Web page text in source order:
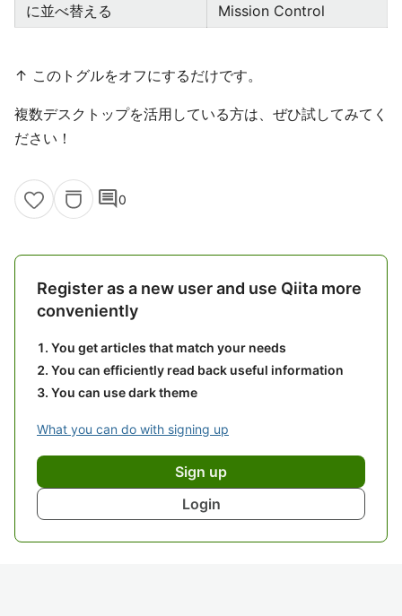
に並べ替える
Mission Control
↑ このトグルをオフにするだけです。
複数デスクトップを活用している方は、ぜひ試してみてく
ださい！
comment0
Register as a new user and use Qiita more
conveniently
You get articles that match your needs
You can efficiently read back useful information
You can use dark theme
What you can do with signing up
Sign up
Login